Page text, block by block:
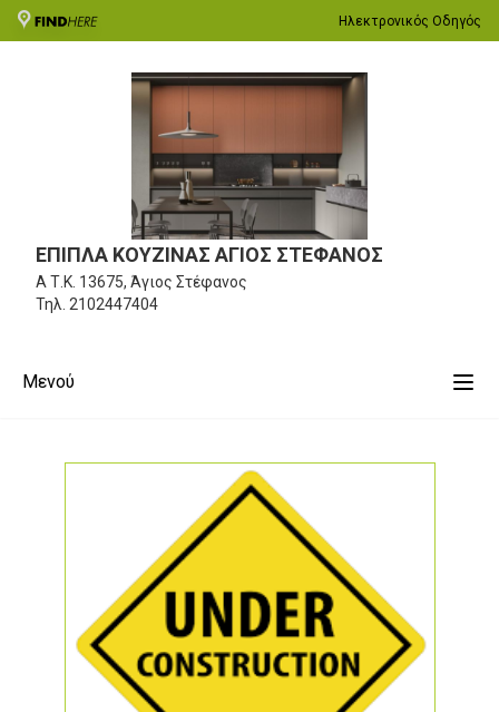
Ηλεκτρονικός Οδηγός
ΕΠΙΠΛΑ ΚΟΥΖΙΝΑΣ ΑΓΙΟΣ ΣΤΕΦΑΝΟΣ
Α Τ.Κ. 13675, Άγιος Στέφανος
Τηλ. 2102447404
Μενού